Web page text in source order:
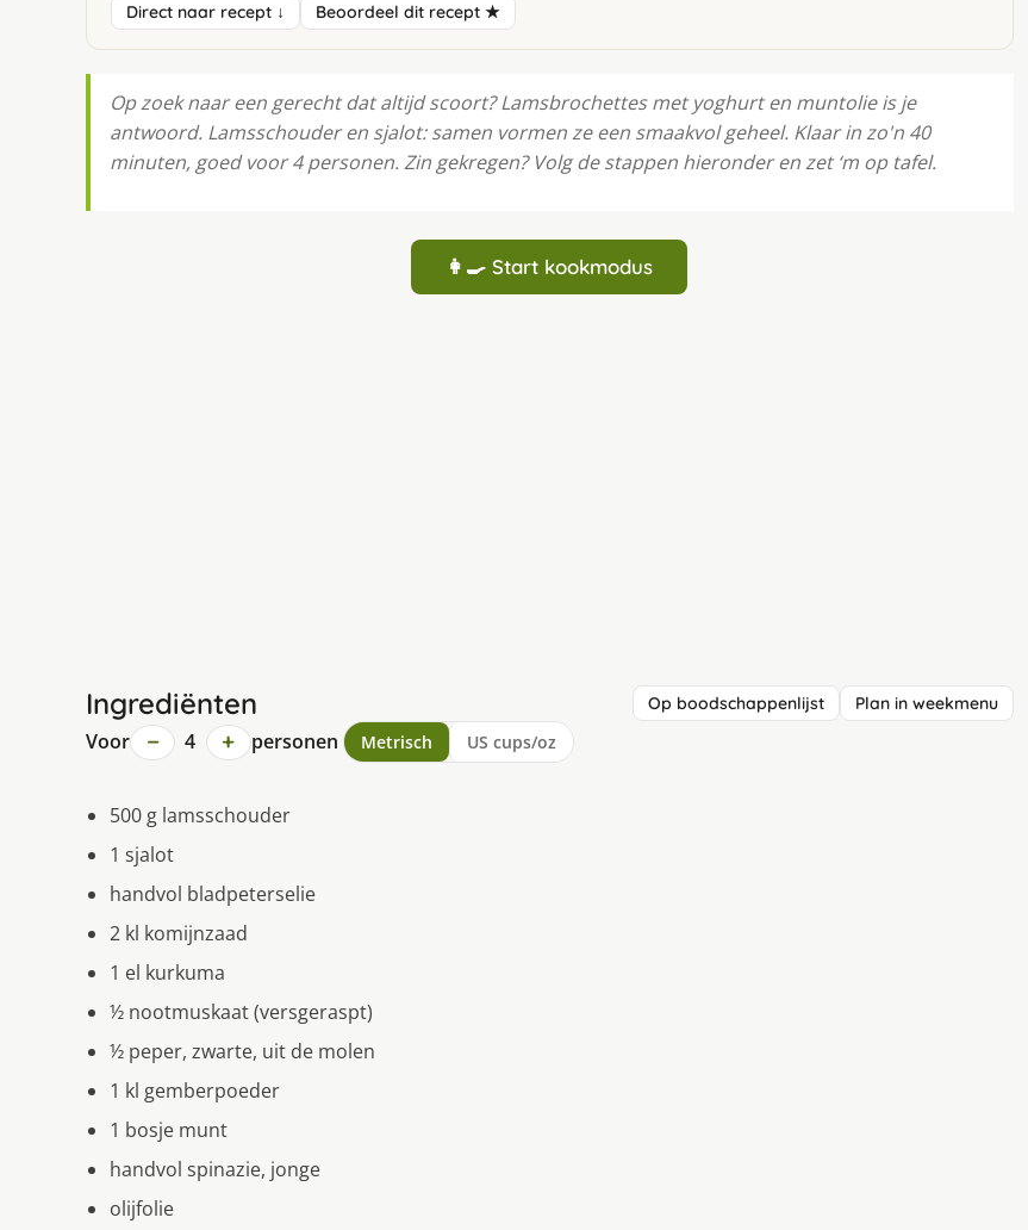
Direct naar recept ↓ Beoordeel dit recept ★
Op zoek naar een gerecht dat altijd scoort? Lamsbrochettes met yoghurt en muntolie is je
antwoord. Lamsschouder en sjalot: samen vormen ze een smaakvol geheel. Klaar in zo'n 40
minuten, goed voor 4 personen. Zin gekregen? Volg de stappen hieronder en zet ‘m op tafel.
👩‍🍳 Start kookmodus
Ingrediënten Op boodschappenlijst Plan in weekmenu
Voor − 4 + personen Metrisch US cups/oz
500 g lamsschouder
1 sjalot
handvol bladpeterselie
2 kl komijnzaad
1 el kurkuma
½ nootmuskaat (versgeraspt)
½ peper, zwarte, uit de molen
1 kl gemberpoeder
1 bosje munt
handvol spinazie, jonge
olijfolie